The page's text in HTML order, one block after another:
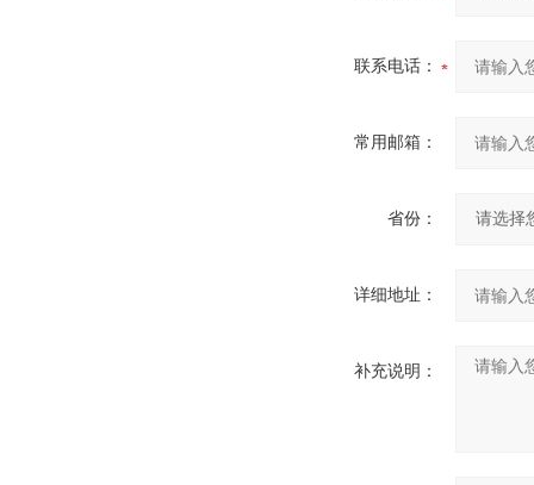
联系电话：
常用邮箱：
省份：
详细地址：
补充说明：